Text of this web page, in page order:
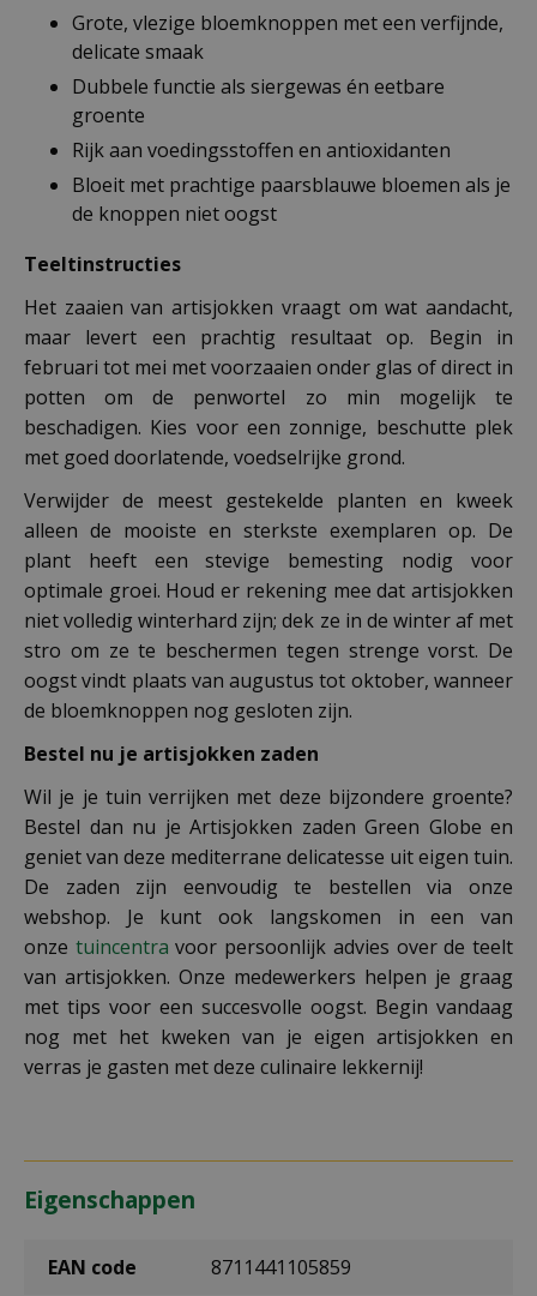
Grote, vlezige bloemknoppen met een verfijnde,
delicate smaak
Dubbele functie als siergewas én eetbare
groente
Rijk aan voedingsstoffen en antioxidanten
Bloeit met prachtige paarsblauwe bloemen als je
de knoppen niet oogst
Teeltinstructies
Het zaaien van artisjokken vraagt om wat aandacht,
maar levert een prachtig resultaat op. Begin in
februari tot mei met voorzaaien onder glas of direct in
potten om de penwortel zo min mogelijk te
beschadigen. Kies voor een zonnige, beschutte plek
met goed doorlatende, voedselrijke grond.
Verwijder de meest gestekelde planten en kweek
alleen de mooiste en sterkste exemplaren op. De
plant heeft een stevige bemesting nodig voor
optimale groei. Houd er rekening mee dat artisjokken
niet volledig winterhard zijn; dek ze in de winter af met
stro om ze te beschermen tegen strenge vorst. De
oogst vindt plaats van augustus tot oktober, wanneer
de bloemknoppen nog gesloten zijn.
Bestel nu je artisjokken zaden
Wil je je tuin verrijken met deze bijzondere groente?
Bestel dan nu je Artisjokken zaden Green Globe en
geniet van deze mediterrane delicatesse uit eigen tuin.
De zaden zijn eenvoudig te bestellen via onze
webshop. Je kunt ook langskomen in een van
onze tuincentra voor persoonlijk advies over de teelt
van artisjokken. Onze medewerkers helpen je graag
met tips voor een succesvolle oogst. Begin vandaag
nog met het kweken van je eigen artisjokken en
verras je gasten met deze culinaire lekkernij!
Eigenschappen
EAN code 8711441105859